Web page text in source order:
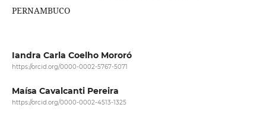
PERNAMBUCO
Iandra Carla Coelho Mororó
https://orcid.org/0000-0002-5767-5071
Maísa Cavalcanti Pereira
https://orcid.org/0000-0002-4513-1325